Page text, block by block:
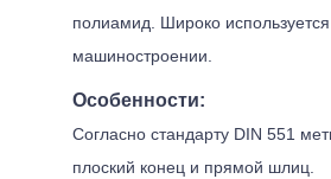
полиамид. Широко
машиностроении.
Особенности:
Согласно стандарту DIN 551
плоский конец и прямой шлиц.